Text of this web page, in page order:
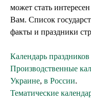
может стать
Вам. Список
факты и праздники
Календарь
Производственные
Украине, в России.
Тематические